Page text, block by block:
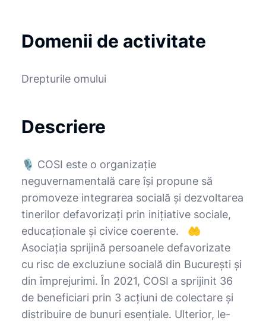
Domenii de activitate
Drepturile omului
Descriere
🎙️ COSI este o organizație
neguvernamentală care își propune să
promoveze integrarea socială și dezvoltarea
tinerilor defavorizați prin inițiative sociale,
educaționale și civice coerente. 🤲
Asociația sprijină persoanele defavorizate
cu risc de excluziune socială din București și
din împrejurimi. În 2021, COSI a sprijinit 36 ​​
de beneficiari prin 3 acțiuni de colectare și
distribuire de bunuri esențiale. Ulterior, le-